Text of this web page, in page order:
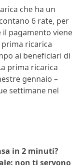
che ha un
6 rate, per
pagamento viene
ricarica
ai beneficiari di
prima ricarica
gennaio –
settimane nel
in 2 minuti?
non ti servono